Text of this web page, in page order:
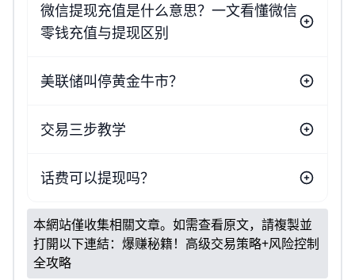
微信提现充值是什么意思？一文看懂微信
零钱充值与提现区别
美联储叫停黄金牛市？
交易三步教学
话费可以提现吗？
本網站僅收集相關文章。如需查看原文，請複製並
打開以下連結： 爆赚秘籍！高级交易策略+风险控制
全攻略